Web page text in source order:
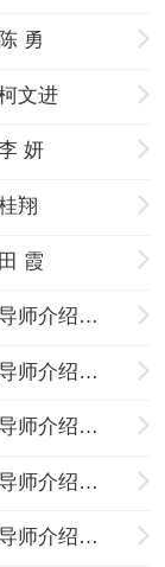
勇
文进
妍
翔
霞
中国矿大（北京）资源与安全工程学院导师介绍：张江石
中国矿大（北京）资源与安全工程学院导师介绍：王海燕
中国矿大（北京）资源与安全工程学院导师介绍：陈鹏
中国矿大（北京）资源与安全工程学院导师介绍：聂百胜
中国矿大（北京）资源与安全工程学院导师介绍：王炳文